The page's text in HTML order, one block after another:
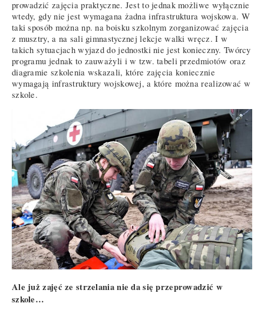
prowadzić zajęcia praktyczne. Jest to jednak możliwe wyłącznie
wtedy, gdy nie jest wymagana żadna infrastruktura wojskowa. W
taki sposób można np. na boisku szkolnym zorganizować zajęcia
z musztry, a na sali gimnastycznej lekcje walki wręcz. I w
takich sytuacjach wyjazd do jednostki nie jest konieczny. Twórcy
programu jednak to zauważyli i w tzw. tabeli przedmiotów oraz
diagramie szkolenia wskazali, które zajęcia koniecznie
wymagają infrastruktury wojskowej, a które można realizować w
szkole.
Ale już zajęć ze strzelania nie da się przeprowadzić w
szkole…